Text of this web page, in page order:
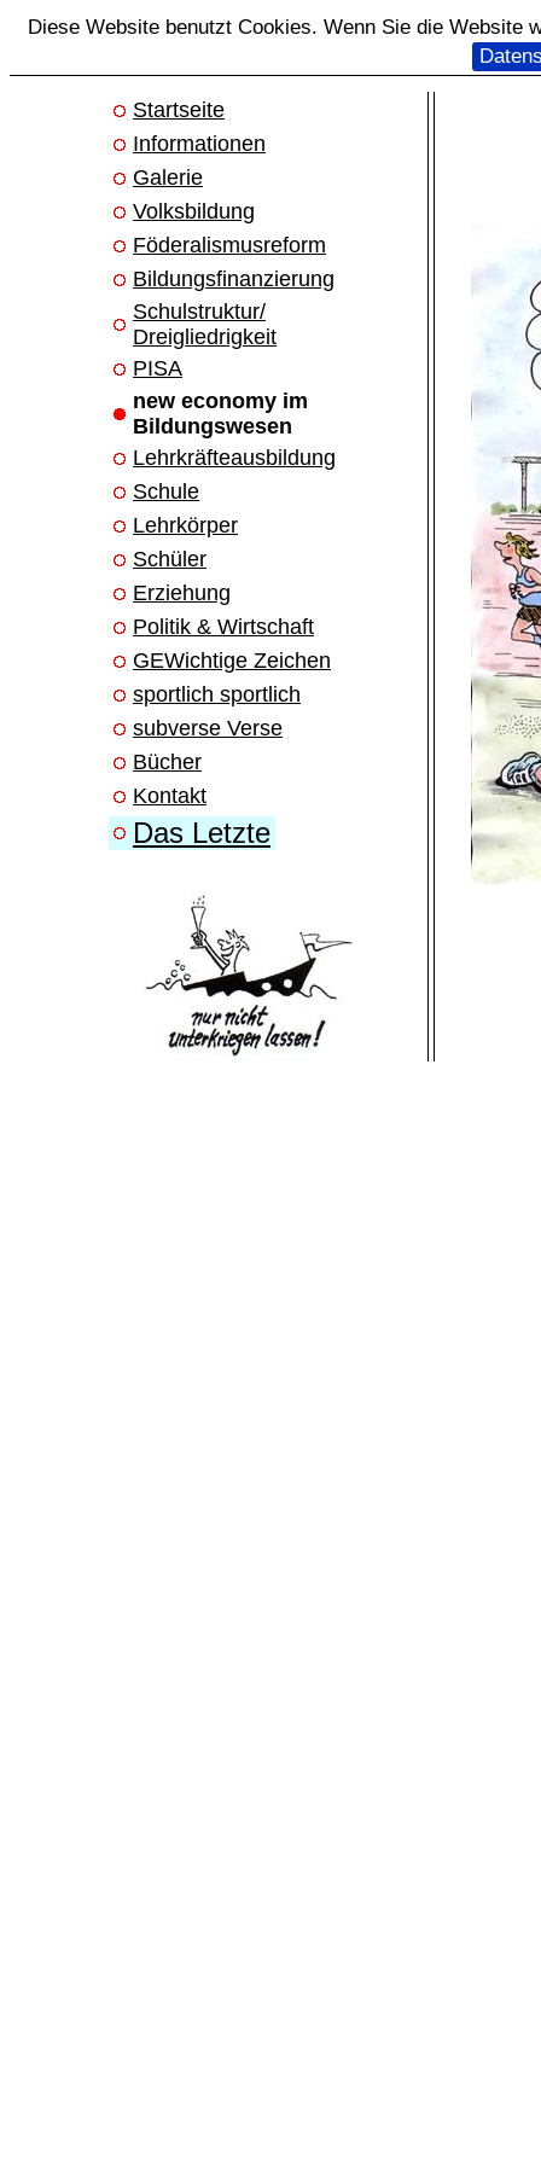
Diese Website benutzt Cookies. Wenn Sie die Website
Startseite
Informationen
Galerie
Volksbildung
Föderalismusreform
Bildungsfinanzierung
Schulstruktur/
Dreigliedrigkeit
PISA
new economy im
Bildungswesen
Lehrkräfteausbildung
Schule
Lehrkörper
Schüler
Erziehung
Politik & Wirtschaft
GEWichtige Zeichen
sportlich sportlich
subverse Verse
Bücher
Kontakt
Das Letzte